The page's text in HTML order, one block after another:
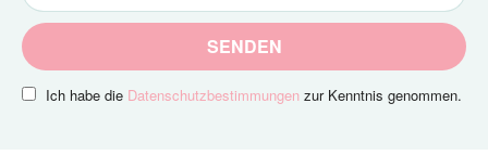
SENDEN
Ich habe die Datenschutzbestimmungen zur Kenntnis genommen.